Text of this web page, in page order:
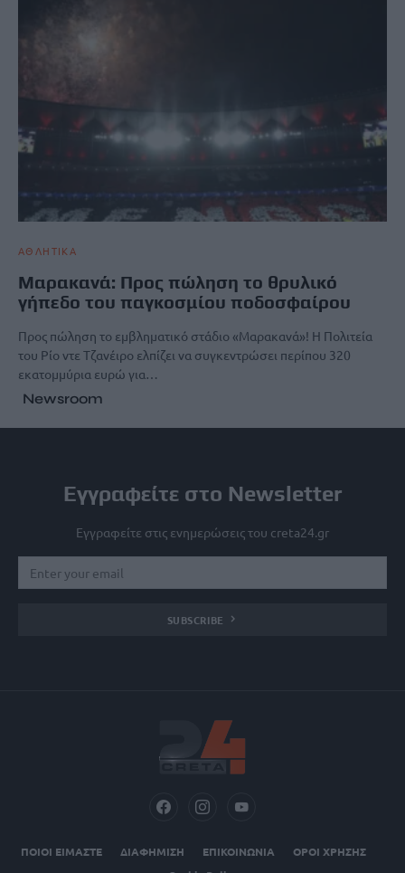
ΑΘΛΗΤΙΚΑ
Μαρακανά: Προς πώληση το θρυλικό
γήπεδο του παγκοσμίου ποδοσφαίρου
Προς πώληση το εμβληματικό στάδιο «Μαρακανά»! Η Πολιτεία
του Ρίο ντε Τζανέιρο ελπίζει να συγκεντρώσει περίπου 320
εκατομμύρια ευρώ για…
Newsroom
Εγγραφείτε στο Newsletter
Εγγραφείτε στις ενημερώσεις του creta24.gr
SUBSCRIBE
ΠΟΙΟΙ ΕΙΜΑΣΤΕ ΔΙΑΦΗΜΙΣΗ ΕΠΙΚΟΙΝΩΝΙΑ
ΟΡΟΙ ΧΡΗΣΗΣ